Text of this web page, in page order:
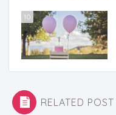
10
RELATED POST